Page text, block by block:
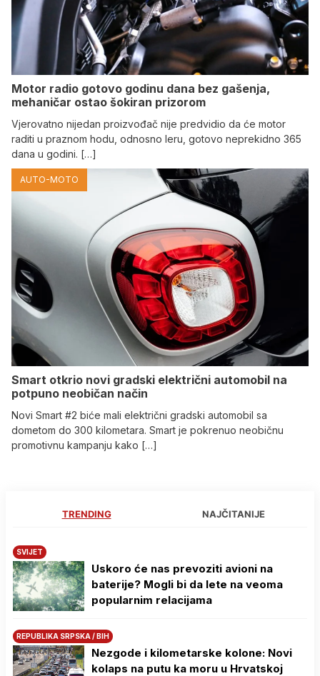
Motor radio gotovo godinu dana bez gašenja,
mehaničar ostao šokiran prizorom
Vjerovatno nijedan proizvođač nije predvidio da će motor
raditi u praznom hodu, odnosno leru, gotovo neprekidno 365
dana u godini. […]
AUTO-MOTO
Smart otkrio novi gradski električni automobil na
potpuno neobičan način
Novi Smart #2 biće mali električni gradski automobil sa
dometom do 300 kilometara. Smart je pokrenuo neobičnu
promotivnu kampanju kako […]
TRENDING NAJČITANIJE
SVIJET
Uskoro će nas prevoziti avioni na
baterije? Mogli bi da lete na veoma
popularnim relacijama
REPUBLIKA SRPSKA / BIH
Nezgode i kilometarske kolone: Novi
kolaps na putu ka moru u Hrvatskoj